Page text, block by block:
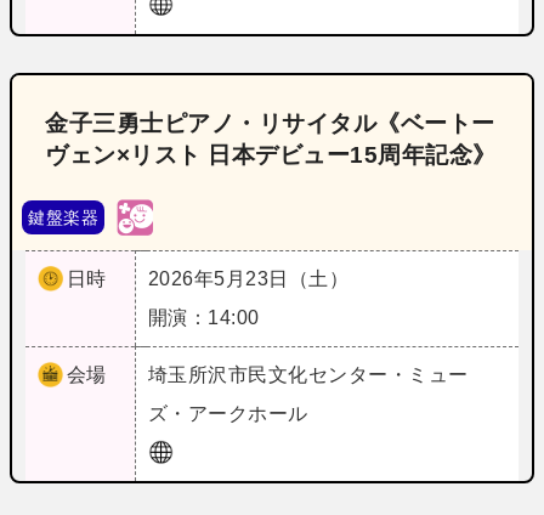
金子三勇士ピアノ・リサイタル《ベートー
ヴェン×リスト 日本デビュー15周年記念》
鍵盤楽器
日時
2026年5月23日（土）
開演：14:00
会場 埼玉 所沢市民文化センター・ミュー
ズ・アークホール